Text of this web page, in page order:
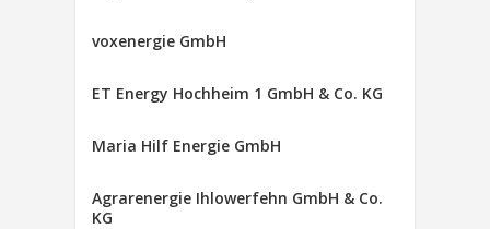
voxenergie GmbH
ET Energy Hochheim 1 GmbH & Co. KG
Maria Hilf Energie GmbH
Agrarenergie Ihlowerfehn GmbH & Co.
KG